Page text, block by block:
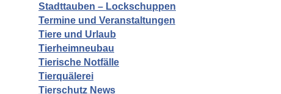
Stadttauben – Lockschuppen
Termine und Veranstaltungen
Tiere und Urlaub
Tierheimneubau
Tierische Notfälle
Tierquälerei
Tierschutz News